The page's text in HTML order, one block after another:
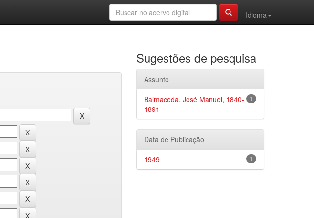
Idioma
Sugestões de pesquisa
Assunto
1
Balmaceda, José Manuel, 1840-
1891
Data de Publicação
1
1949